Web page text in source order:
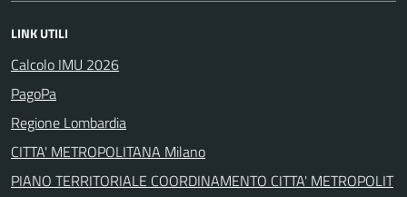
LINK UTILI
Calcolo IMU 2026
PagoPa
Regione Lombardia
CITTA' METROPOLITANA Milano
PIANO TERRITORIALE COORDINAMENTO CITTA' METROPOLIT